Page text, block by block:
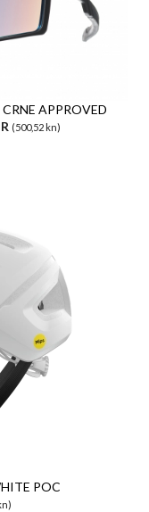
APPROVED
(500,52 kn)
POC